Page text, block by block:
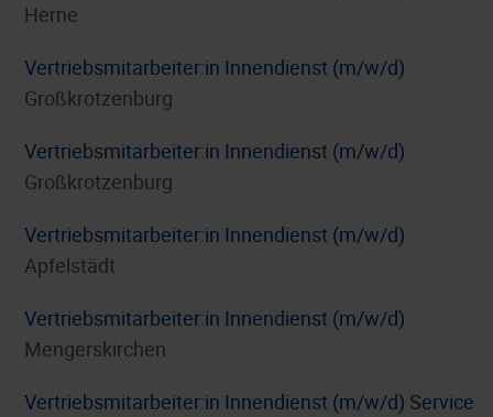
Herne
Vertriebsmitarbeiter:in Innendienst (m/w/d)
Großkrotzenburg
Vertriebsmitarbeiter:in Innendienst (m/w/d)
Großkrotzenburg
Vertriebsmitarbeiter:in Innendienst (m/w/d)
Apfelstädt
Vertriebsmitarbeiter:in Innendienst (m/w/d)
Mengerskirchen
Vertriebsmitarbeiter:in Innendienst (m/w/d) Service